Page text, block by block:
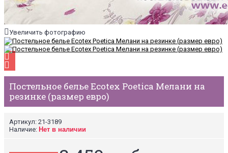
Увеличить фотографию
Постельное белье Ecotex Poetica Мелани на
резинке (размер евро)
Артикул: 21-3189
Наличие: Нет в наличии